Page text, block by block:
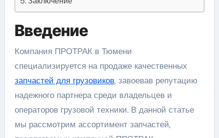
Введение
Компания ПРОТРАК в Тюмени
специализируется на продаже качественных
запчастей для грузовиков, завоевав репутацию
надежного партнера среди владельцев и
операторов грузовой техники. В данной статье
мы рассмотрим ассортимент запчастей,